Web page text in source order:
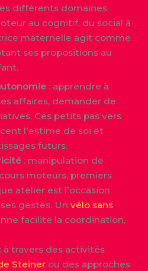
différents domaines
au cognitif, du social à
maternelle agit comme
ses propositions au
: apprendre à
affaires, demander de
Ces petits pas vers
l’estime de soi et
futurs.
: manipulation de
moteurs, premiers
atelier est l’occasion
gestes. Un vélo sans
facilite la coordination,
à travers des activités
Steinerou des approches